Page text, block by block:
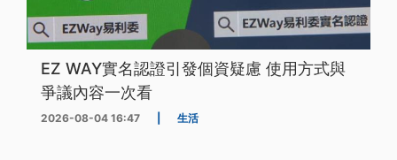
EZ WAY實名認證引發個資疑慮 使用方式與
爭議內容一次看
2026-08-04 16:47 生活